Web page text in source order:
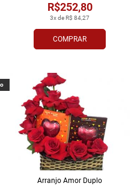
COMPRAR
3x de R$ 84,27
R$252,80
Arranjo Amor Duplo